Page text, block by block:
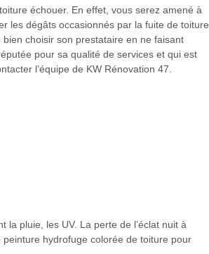
échouer. En effet, vous serez amené à
les dégâts occasionnés par la fuite de toiture.
choisir son prestataire en ne faisant
pour sa qualité de services et qui est
l’équipe de KW Rénovation 47.
la pluie, les UV. La perte de l’éclat nuit à
peinture hydrofuge colorée de toiture pour